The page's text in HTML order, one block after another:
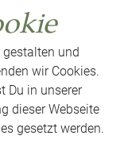
und
wir Cookies.
Du in unserer
dieser Webseite
gesetzt werden.